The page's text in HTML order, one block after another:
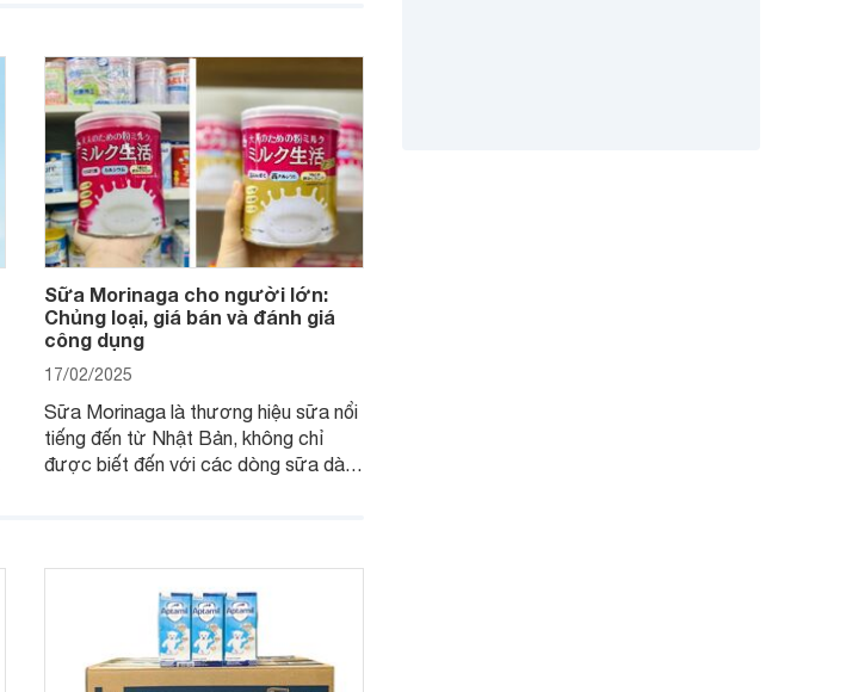
công dụng cụ thể của sản phẩm này
là gì? Hãy cùng tìm hiểu chi tiết qua
bài viết sau.
Sữa Morinaga cho người lớn:
Chủng loại, giá bán và đánh giá
công dụng
17/02/2025
Sữa Morinaga là thương hiệu sữa nổi
tiếng đến từ Nhật Bản, không chỉ
được biết đến với các dòng sữa dành
và giá bán của sản phẩm này như thế
nào? Hãy cùng tìm hiểu chi tiết trong